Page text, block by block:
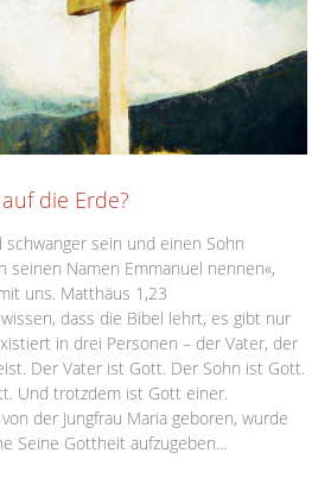
die Erde?
schwanger sein und einen Sohn
seinen Namen Emmanuel nennen«,
uns. Matthäus 1,23
dass die Bibel lehrt, es gibt nur
in drei Personen – der Vater, der
Der Vater ist Gott. Der Sohn ist Gott.
Und trotzdem ist Gott einer.
der Jungfrau Maria geboren, wurde
Seine Gottheit aufzugeben…